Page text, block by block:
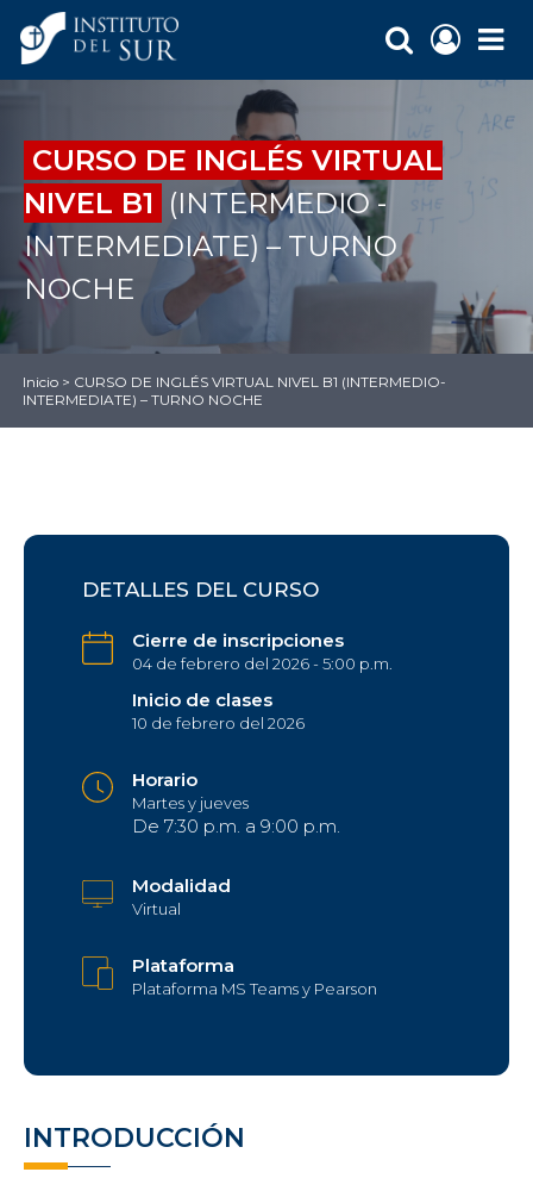
CURSO DE INGLÉS VIRTUAL
NIVEL B1 (INTERMEDIO -
INTERMEDIATE) – TURNO
NOCHE
Inicio > CURSO DE INGLÉS VIRTUAL NIVEL B1 (INTERMEDIO-
INTERMEDIATE) – TURNO NOCHE
INTRODUCCIÓN
DETALLES DEL CURSO
Cierre de inscripciones
04 de febrero del 2026 - 5:00 p.m.
Inicio de clases
10 de febrero del 2026
Horario
Martes y jueves
De 7:30 p.m. a 9:00 p.m.
Modalidad
Virtual
Plataforma
Plataforma MS Teams y Pearson